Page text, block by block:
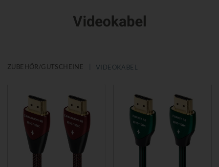
Videokabel
ZUBEHÖR/GUTSCHEINE VIDEOKABEL